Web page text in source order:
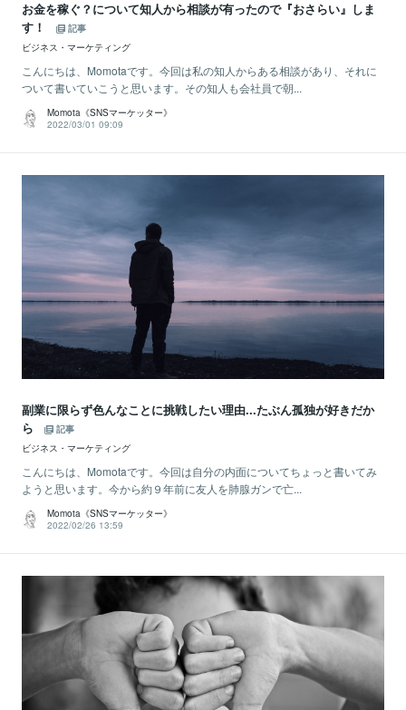
お金を稼ぐ？について知人から相談が有ったので『おさらい』しま
す！
記事
ビジネス・マーケティング
こんにちは、Momotaです。今回は私の知人からある相談があり、それに
ついて書いていこうと思います。その知人も会社員で朝...
Momota《SNSマーケッター》
2022/03/01 09:09
副業に限らず色んなことに挑戦したい理由...たぶん孤独が好きだか
ら
記事
ビジネス・マーケティング
こんにちは、Momotaです。今回は自分の内面についてちょっと書いてみ
ようと思います。今から約９年前に友人を肺腺ガンで亡...
Momota《SNSマーケッター》
2022/02/26 13:59